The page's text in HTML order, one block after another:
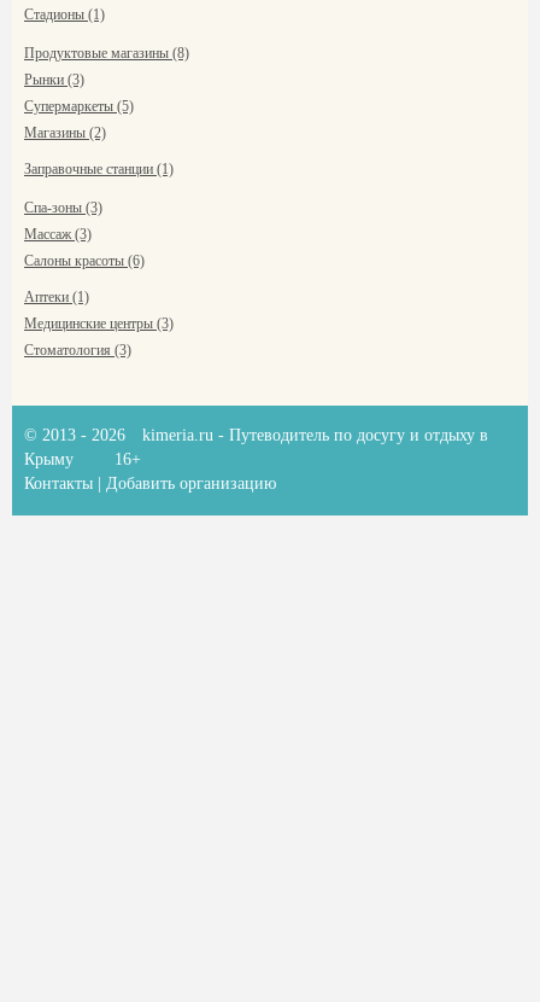
Стадионы (1)
Продуктовые магазины (8)
Рынки (3)
Супермаркеты (5)
Магазины (2)
Заправочные станции (1)
Спа-зоны (3)
Массаж (3)
Салоны красоты (6)
Аптеки (1)
Медицинские центры (3)
Стоматология (3)
© 2013 - 2026 kimeria.ru - Путеводитель по досугу и отдыху в
Крыму
16+
Контакты
Добавить организацию